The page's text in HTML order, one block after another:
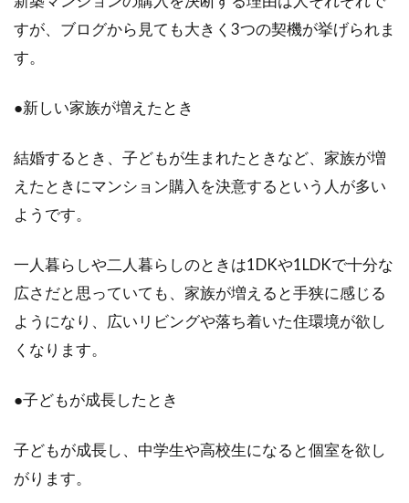
アパートでもDIYできる！傷付けず
アパートなどの賃貸物件にお住まいの方は、退
好きなように...
の対処法や支払いを解説
はその処置に慌ててしまうことでしょう。給湯
するお悩みを一気に解決！
すが、ブログから見ても大きく3つの契機が挙げられま
す。
●新しい家族が増えたとき
結婚するとき、子どもが生まれたときなど、家族が増
えたときにマンション購入を決意するという人が多い
ようです。
一人暮らしや二人暮らしのときは1DKや1LDKで十分な
広さだと思っていても、家族が増えると手狭に感じる
ようになり、広いリビングや落ち着いた住環境が欲し
くなります。
●子どもが成長したとき
子どもが成長し、中学生や高校生になると個室を欲し
がります。